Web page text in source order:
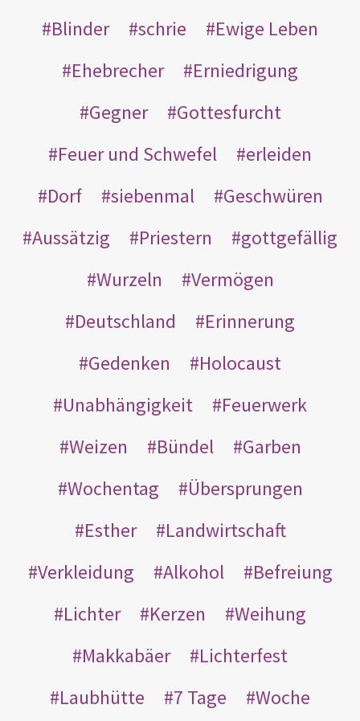
Blinder
schrie
Ewige Leben
Ehebrecher
Erniedrigung
Gegner
Gottesfurcht
Feuer und Schwefel
erleiden
Dorf
siebenmal
Geschwüren
Aussätzig
Priestern
gottgefällig
Wurzeln
Vermögen
Deutschland
Erinnerung
Gedenken
Holocaust
Unabhängigkeit
Feuerwerk
Weizen
Bündel
Garben
Wochentag
Übersprungen
Esther
Landwirtschaft
Verkleidung
Alkohol
Befreiung
Lichter
Kerzen
Weihung
Makkabäer
Lichterfest
Laubhütte
7 Tage
Woche